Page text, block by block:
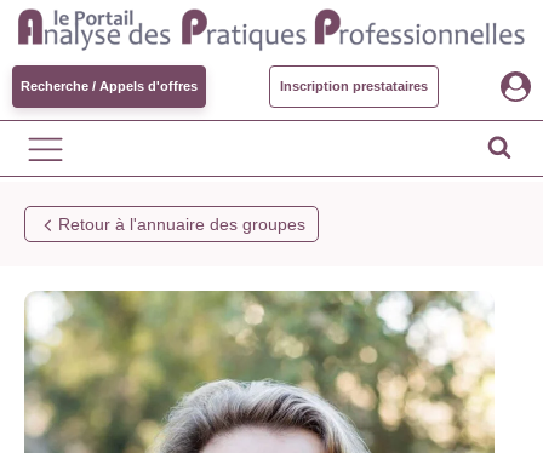
Recherche / Appels d'offres Inscription prestataires
Retour à l'annuaire des groupes